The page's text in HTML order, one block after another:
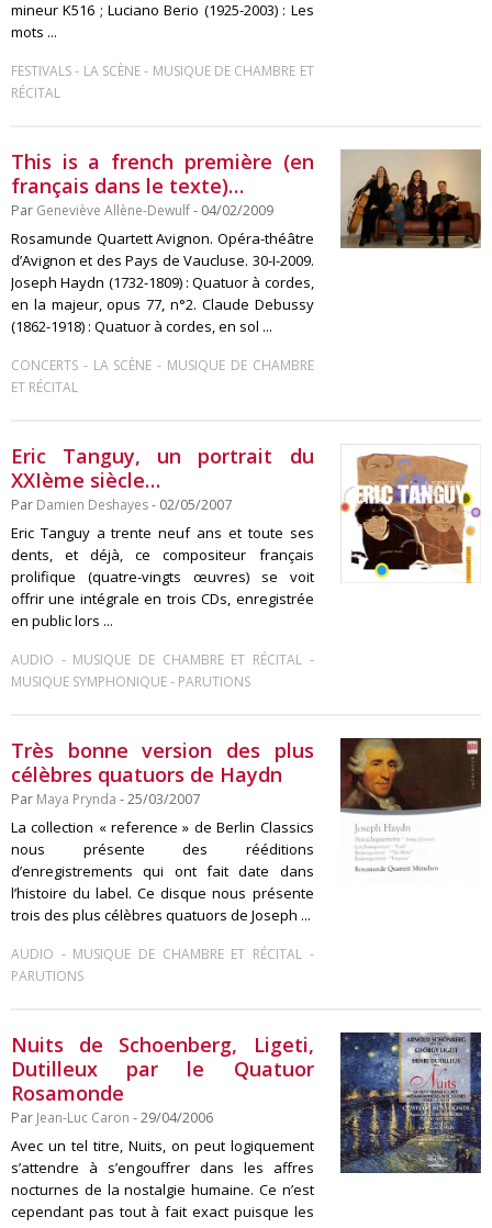
mineur K516 ; Luciano Berio (1925-2003) : Les
mots ...
FESTIVALS- LA SCÈNE- MUSIQUE DE CHAMBRE ET
RÉCITAL
This is a french première (en
français dans le texte)…
Par Geneviève Allène-Dewulf- 04/02/2009
Rosamunde Quartett Avignon. Opéra-théâtre
d’Avignon et des Pays de Vaucluse. 30-I-2009.
Joseph Haydn (1732-1809) : Quatuor à cordes,
en la majeur, opus 77, n°2. Claude Debussy
(1862-1918) : Quatuor à cordes, en sol ...
CONCERTS - LA SCÈNE - MUSIQUE DE CHAMBRE
ET RÉCITAL
Eric Tanguy, un portrait du
XXIème siècle…
Par Damien Deshayes- 02/05/2007
Eric Tanguy a trente neuf ans et toute ses
dents, et déjà, ce compositeur français
prolifique (quatre-vingts œuvres) se voit
offrir une intégrale en trois CDs, enregistrée
en public lors ...
AUDIO - MUSIQUE DE CHAMBRE ET RÉCITAL-
MUSIQUE SYMPHONIQUE- PARUTIONS
Très bonne version des plus
célèbres quatuors de Haydn
Par Maya Prynda - 25/03/2007
La collection « reference » de Berlin Classics
nous présente des rééditions
d’enregistrements qui ont fait date dans
l’histoire du label. Ce disque nous présente
trois des plus célèbres quatuors de Joseph ...
AUDIO - MUSIQUE DE CHAMBRE ET RÉCITAL-
PARUTIONS
Nuits de Schoenberg, Ligeti,
Dutilleux par le Quatuor
Rosamonde
Par Jean-Luc Caron - 29/04/2006
Avec un tel titre, Nuits, on peut logiquement
s’attendre à s’engouffrer dans les affres
nocturnes de la nostalgie humaine. Ce n’est
cependant pas tout à fait exact puisque les